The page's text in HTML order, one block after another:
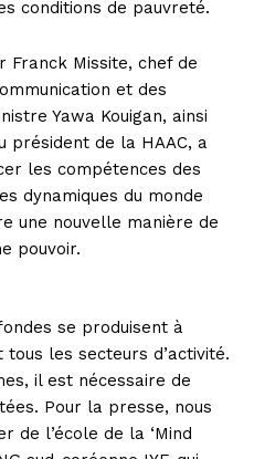
conditions de pauvreté.
Franck Missite, chef de
et des
Yawa Kouigan, ainsi
président de la HAAC, a
les compétences des
dynamiques du monde
une nouvelle manière de
pouvoir.
se produisent à
les secteurs d’activité.
il est nécessaire de
Pour la presse, nous
de l’école de la ‘Mind